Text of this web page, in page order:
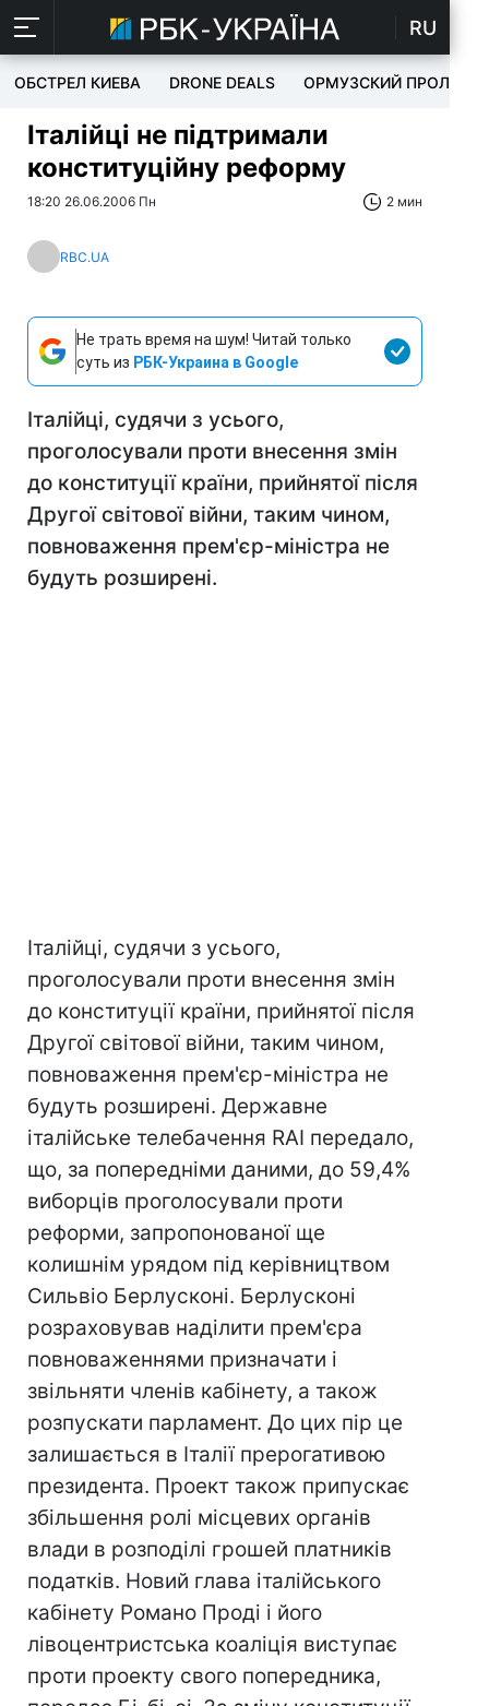
RU
ОБСТРЕЛ КИЕВА DRONE DEALS ОРМУЗСКИЙ ПРОЛИВ
Італійці не підтримали
конституційну реформу
18:20 26.06.2006 Пн 2 мин
RBC.UA
Не трать время на шум! Читай только
суть из РБК-Украина в Google
Італійці, судячи з усього,
проголосували проти внесення змін
до конституції країни, прийнятої після
Другої світової війни, таким чином,
повноваження прем'єр-міністра не
будуть розширені.
Італійці, судячи з усього,
проголосували проти внесення змін
до конституції країни, прийнятої після
Другої світової війни, таким чином,
повноваження прем'єр-міністра не
будуть розширені. Державне
італійське телебачення RAI передало,
що, за попередніми даними, до 59,4%
виборців проголосували проти
реформи, запропонованої ще
колишнім урядом під керівництвом
Сильвіо Берлусконі. Берлусконі
розраховував наділити прем'єра
повноваженнями призначати і
звільняти членів кабінету, а також
розпускати парламент. До цих пір це
залишається в Італії прерогативою
президента. Проект також припускає
збільшення ролі місцевих органів
влади в розподілі грошей платників
податків. Новий глава італійського
кабінету Романо Проді і його
лівоцентристська коаліція виступає
проти проекту свого попередника,